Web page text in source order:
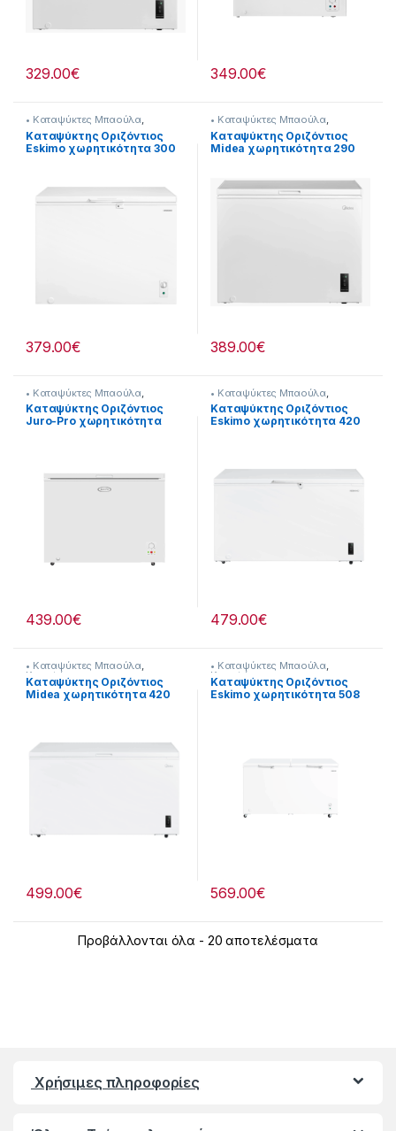
329.00€ 349.00€
• Καταψύκτες Μπαούλα,
Καταψύκτες
Kαταψύκτης Οριζόντιος
Eskimo χωρητικότητα 300
379.00€
• Καταψύκτες Μπαούλα,
Καταψύκτες
Kαταψύκτης Οριζόντιος
Midea χωρητικότητα 290
389.00€
• Καταψύκτες Μπαούλα
Καταψύκτες
Kαταψύκτης Οριζόντιος
Juro-Pro χωρητικότητα
439.00€
• Καταψύκτες Μπαούλα
Καταψύκτες
Kαταψύκτης Οριζόντιος
Eskimo χωρητικότητα 420
479.00€
• Καταψύκτες Μπαούλα,
Καταψύκτες
Kαταψύκτης Οριζόντιος
Midea χωρητικότητα 420
499.00€
• Καταψύκτες Μπαούλα,
Καταψύκτες
Kαταψύκτης Οριζόντιος
Eskimo χωρητικότητα 508
569.00€
Προβάλλονται όλα - 20 αποτελέσματα
Χρήσιμες πληροφορίες